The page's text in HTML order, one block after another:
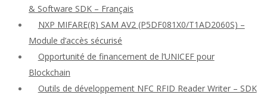
& Software SDK – Français
NXP MIFARE(R) SAM AV2 (P5DF081X0/T1AD2060S) –
Module d’accès sécurisé
Opportunité de financement de l’UNICEF pour
Blockchain
Outils de développement NFC RFID Reader Writer – SDK